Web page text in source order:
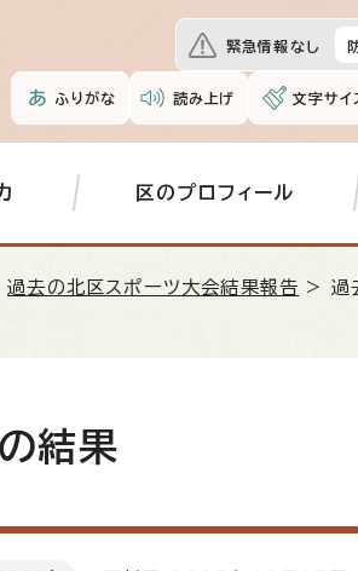
緊急情報なし
ふりがな 読み上げ 文字サイ
区のプロフィール
過去の北区スポーツ大会結果報告 > 過
結果